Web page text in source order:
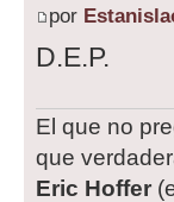
por
D.E.P.
El que no
que
Eric Hoffer